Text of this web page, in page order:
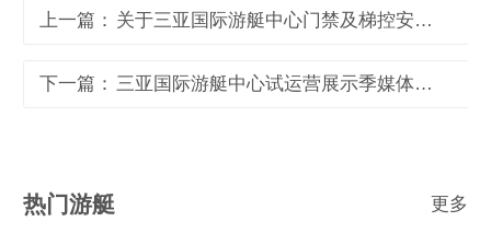
上一篇： 关于三亚国际游艇中心门禁及梯控安装服务项目的说明
下一篇： 三亚国际游艇中心试运营展示季媒体推广方案项目中标公告
热门游艇 更多